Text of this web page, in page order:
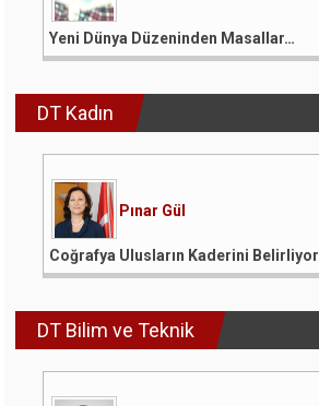
Yeni Dünya Düzeninden Masallar…
DT Kadın
Pınar Gül
Coğrafya Ulusların Kaderini Belirliyor
DT Bilim ve Teknik